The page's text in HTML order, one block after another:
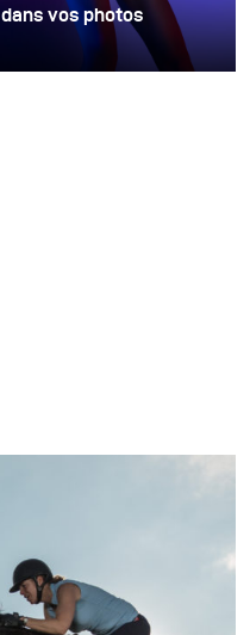
dans vos photos